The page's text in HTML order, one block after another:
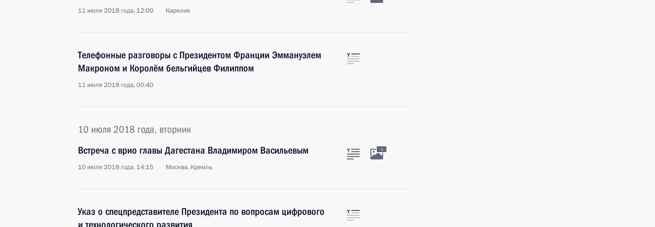
11 июля 2018 года, 12:00 Карелия
Телефонные разговоры с Президентом Франции Эммануэлем
Макроном и Королём бельгийцев Филиппом
11 июля 2018 года, 00:40
10 июля 2018 года, вторник
Встреча с врио главы Дагестана Владимиром Васильевым
10 июля 2018 года, 14:15 Москва, Кремль
3
Указ о спецпредставителе Президента по вопросам цифрового
и технологического развития